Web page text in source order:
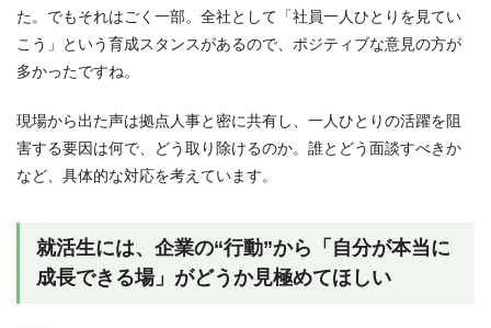
た。でもそれはごく一部。全社として「社員一人ひとりを見てい
こう」という育成スタンスがあるので、ポジティブな意見の方が
多かったですね。
現場から出た声は拠点人事と密に共有し、一人ひとりの活躍を阻
害する要因は何で、どう取り除けるのか。誰とどう面談すべきか
など、具体的な対応を考えています。
就活生には、企業の“行動”から「自分が本当に
成長できる場」がどうか見極めてほしい